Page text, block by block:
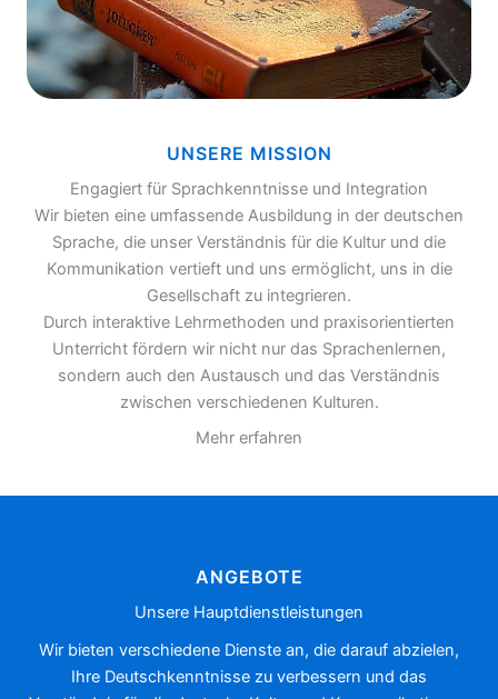
UNSERE MISSION
Engagiert für Sprachkenntnisse und Integration
Wir bieten eine umfassende Ausbildung in der deutschen
Sprache, die unser Verständnis für die Kultur und die
Kommunikation vertieft und uns ermöglicht, uns in die
Gesellschaft zu integrieren.
Durch interaktive Lehrmethoden und praxisorientierten
Unterricht fördern wir nicht nur das Sprachenlernen,
sondern auch den Austausch und das Verständnis
zwischen verschiedenen Kulturen.
Mehr erfahren
ANGEBOTE
Unsere Hauptdienstleistungen
Wir bieten verschiedene Dienste an, die darauf abzielen,
Ihre Deutschkenntnisse zu verbessern und das